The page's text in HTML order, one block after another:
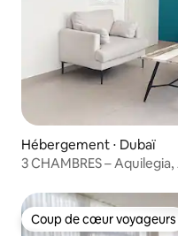
Hébergement ⋅ Dubaï
3 CHAMBRES –
Coup de cœur voyageurs
Coup de cœur voyageurs